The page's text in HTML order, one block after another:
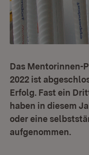
Das Mentorinnen-
2022 ist
Erfolg. Fast ein
haben in diesem
oder eine
aufgenommen.